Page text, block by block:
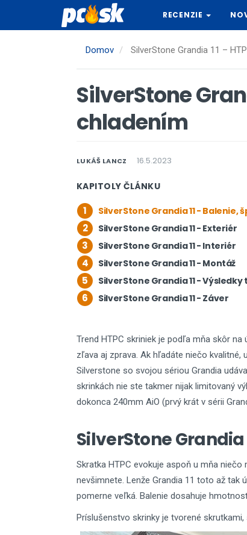
hlavný
RECENZIE
Domov SilverStone Grandia 11 –
SilverStone
chladením
LUKÁŠ LANCZ 16.5.2023
KAPITOLY ČLÁNKU
1 SilverStone Grandia 11 - Balenie,
2 SilverStone Grandia 11 - Exteriér
3 SilverStone Grandia 11 - Interiér
4 SilverStone Grandia 11 - Montáž
5 SilverStone Grandia 11 -
6 SilverStone Grandia 11 - Záver
Trend HTPC skriniek je podľa mňa skôr
zľava aj zprava. Ak hľadáte niečo kvalitné,
Silverstone so svojou sériou Grandia
skrinkách nie ste takmer nijak limitovaný
dokonca 240mm AiO (prvý krát v sérii
SilverStone
Skratka HTPC evokuje aspoň u mňa
nevšimnete. Lenže Grandia 11 toto až tak
pomerne veľká. Balenie dosahuje
Príslušenstvo skrinky je tvorené